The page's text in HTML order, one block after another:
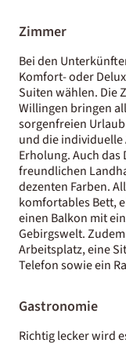
Zimmer
Bei den
Komfort- oder
Suiten wählen. Die
Willingen bringen
sorgenfreien
und die
Erholung. Auch
freundlichen
dezenten Farben.
komfortables Bett,
einen Balkon mit
Gebirgswelt.
Arbeitsplatz, eine
Telefon sowie ein
Gastronomie
Richtig lecker wird